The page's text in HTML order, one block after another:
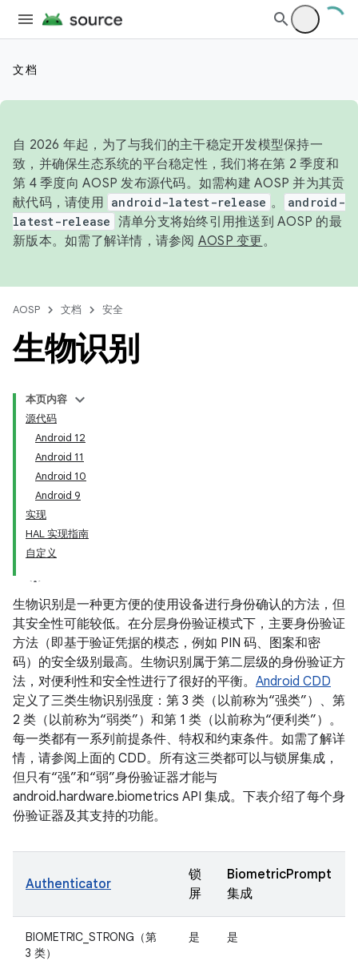
文档
自 2026 年起，为了与我们的主干稳定开发模型保持一
致，并确保生态系统的平台稳定性，我们将在第 2 季度和
第 4 季度向 AOSP 发布源代码。如需构建 AOSP 并为其贡
献代码，请使用 android-latest-release 。
android-
latest-release 清单分支将始终引用推送到 AOSP 的最
新版本。如需了解详情，请参阅 AOSP 变更。
AOSP 文档 安全
生物识别
本页内容
源代码
Android 12
Android 11
Android 10
Android 9
实现
HAL 实现指南
自定义
生物识别是一种更方便的使用设备进行身份确认的方法，但
其安全性可能较低。在分层身份验证模式下，主要身份验证
方法（即基于验证凭据的模态，例如 PIN 码、图案和密
码）的安全级别最高。生物识别属于第二层级的身份验证方
法，对便利性和安全性进行了很好的平衡。 Android CDD
定义了三类生物识别强度：第 3 类（以前称为“强类”）、第
2 类（以前称为“弱类”）和第 1 类（以前称为“便利类”）。
每一类都有一系列前提条件、特权和约束条件。如需了解详
情，请参阅上面的 CDD。所有这三类都可以与锁屏集成，
但只有“强”和“弱”身份验证器才能与
android.hardware.biometrics API 集成。下表介绍了每个身
份验证器及其支持的功能。
Authenticator
锁
屏
BiometricPrompt
集成
BIOMETRIC_STRONG（第
3 类）
是 是